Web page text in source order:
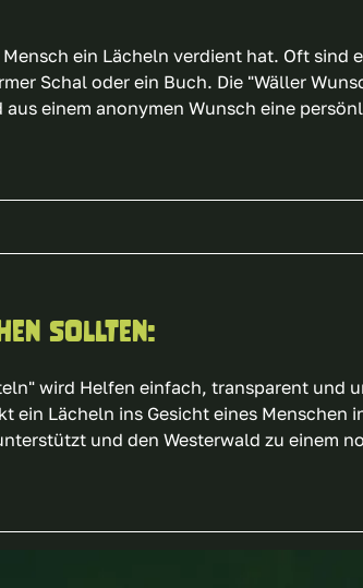
ein Lächeln verdient hat. Oft
Schal oder ein Buch. Die "Wäller
einem anonymen Wunsch eine
sollten:
wird Helfen einfach, transparent
ein Lächeln ins Gesicht eines
und den Westerwald zu einem